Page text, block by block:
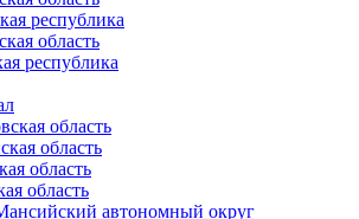
республика
область
республика
область
область
область
область
автономный округ